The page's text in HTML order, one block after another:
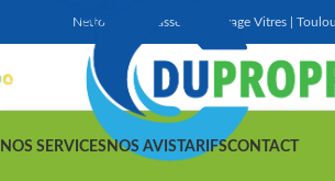
Nettoyage Terrasse | Nettoyage Vitres |
NOS SERVICES NOS AVISTARIFSCONTACT